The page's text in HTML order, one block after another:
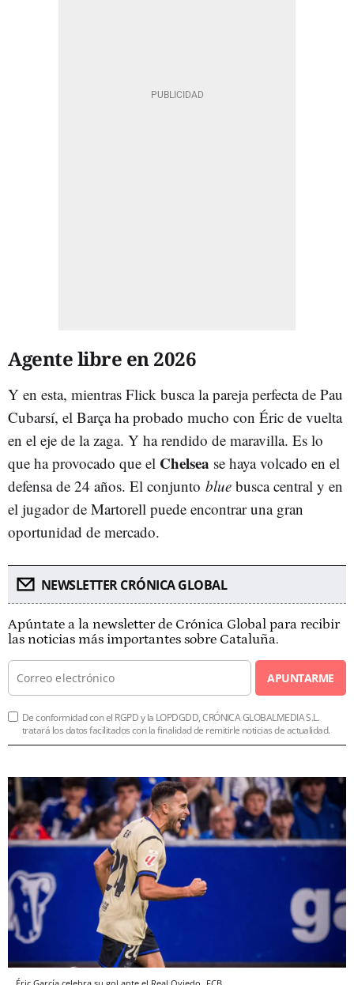
Agente libre en 2026
Y en esta, mientras Flick busca la pareja perfecta de Pau
Cubarsí, el Barça ha probado mucho con Éric de vuelta
en el eje de la zaga. Y ha rendido de maravilla. Es lo
que ha provocado que el Chelsea se haya volcado en el
defensa de 24 años. El conjunto blue busca central y en
el jugador de Martorell puede encontrar una gran
oportunidad de mercado.
NEWSLETTER CRÓNICA GLOBAL
Apúntate a la newsletter de Crónica Global para recibir
las noticias más importantes sobre Cataluña.
APUNTARME
De conformidad con el RGPD y la LOPDGDD, CRÓNICA GLOBALMEDIA S.L.
tratará los datos facilitados con la finalidad de remitirle noticias de actualidad.